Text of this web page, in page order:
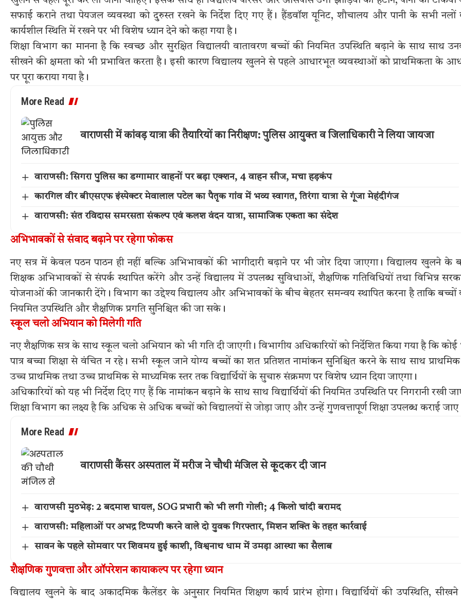
सफाई कराने तथा पेयजल व्यवस्था को दुरुस्त रखने के निर्देश दिए गए हैं। हैंडवॉश यूनिट, शौचालय और पानी के सभी नलों
कार्यशील स्थिति में रखने पर भी विशेष ध्यान देने को कहा गया है।
शिक्षा विभाग का मानना है कि स्वच्छ और सुरक्षित विद्यालयी वातावरण बच्चों की नियमित उपस्थिति बढ़ाने के साथ साथ
सीखने की क्षमता को भी प्रभावित करता है। इसी कारण विद्यालय खुलने से पहले आधारभूत व्यवस्थाओं को प्राथमिकता के
पर पूरा कराया गया है।
More Read
वाराणसी में कांवड़ यात्रा की तैयारियों का निरीक्षण: पुलिस आयुक्त व जिलाधिकारी ने लिया जायजा
वाराणसी: सिगरा पुलिस का डग्गामार वाहनों पर बड़ा एक्शन, 4 वाहन सीज, मचा हड़कंप
कारगिल वीर बीएसएफ इंस्पेक्टर मेवालाल पटेल का पैतृक गांव में भव्य स्वागत, तिरंगा यात्रा से गूंजा मेहंदीगंज
वाराणसी: संत रविदास समरसता संकल्प एवं कलश वंदन यात्रा, सामाजिक एकता का संदेश
अभिभावकों से संवाद बढ़ाने पर रहेगा फोकस
नए सत्र में केवल पठन पाठन ही नहीं बल्कि अभिभावकों की भागीदारी बढ़ाने पर भी जोर दिया जाएगा। विद्यालय खुलने के
शिक्षक अभिभावकों से संपर्क स्थापित करेंगे और उन्हें विद्यालय में उपलब्ध सुविधाओं, शैक्षणिक गतिविधियों तथा विभिन्न
योजनाओं की जानकारी देंगे। विभाग का उद्देश्य विद्यालय और अभिभावकों के बीच बेहतर समन्वय स्थापित करना है ताकि बच्चों
नियमित उपस्थिति और शैक्षणिक प्रगति सुनिश्चित की जा सके।
स्कूल चलो अभियान को मिलेगी गति
नए शैक्षणिक सत्र के साथ स्कूल चलो अभियान को भी गति दी जाएगी। विभागीय अधिकारियों को निर्देशित किया गया है कि कोई
पात्र बच्चा शिक्षा से वंचित न रहे। सभी स्कूल जाने योग्य बच्चों का शत प्रतिशत नामांकन सुनिश्चित करने के साथ साथ
उच्च प्राथमिक तथा उच्च प्राथमिक से माध्यमिक स्तर तक विद्यार्थियों के सुचारु संक्रमण पर विशेष ध्यान दिया जाएगा।
अधिकारियों को यह भी निर्देश दिए गए हैं कि नामांकन बढ़ाने के साथ साथ विद्यार्थियों की नियमित उपस्थिति पर निगरानी रखी
शिक्षा विभाग का लक्ष्य है कि अधिक से अधिक बच्चों को विद्यालयों से जोड़ा जाए और उन्हें गुणवत्तापूर्ण शिक्षा उपलब्ध कराई
More Read
वाराणसी कैंसर अस्पताल में मरीज ने चौथी मंजिल से कूदकर दी जान
वाराणसी मुठभेड़: 2 बदमाश घायल, SOG प्रभारी को भी लगी गोली; 4 किलो चांदी बरामद
वाराणसी: महिलाओं पर अभद्र टिप्पणी करने वाले दो युवक गिरफ्तार, मिशन शक्ति के तहत कार्रवाई
सावन के पहले सोमवार पर शिवमय हुई काशी, विश्वनाथ धाम में उमड़ा आस्था का सैलाब
शैक्षणिक गुणवत्ता और ऑपरेशन कायाकल्प पर रहेगा ध्यान
विद्यालय खुलने के बाद अकादमिक कैलेंडर के अनुसार नियमित शिक्षण कार्य प्रारंभ होगा। विद्यार्थियों की उपस्थिति,